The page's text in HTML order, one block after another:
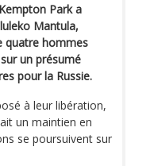
Park a
Mantula,
quatre hommes
un présumé
pour la Russie.
à leur libération,
un maintien en
se poursuivent sur